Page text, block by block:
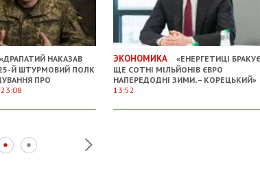
«ДРАПАТИЙ НАКАЗАВ
Й ШТУРМОВИЙ ПОЛК
ПРО
23:08
ЭКОНОМИКА
«ЕНЕРГЕТИЦІ БРАКУЄ
ЩЕ СОТНІ МІЛЬЙОНІВ ЄВРО
НАПЕРЕДОДНІ ЗИМИ, – КОРЕЦЬКИЙ»
13:52